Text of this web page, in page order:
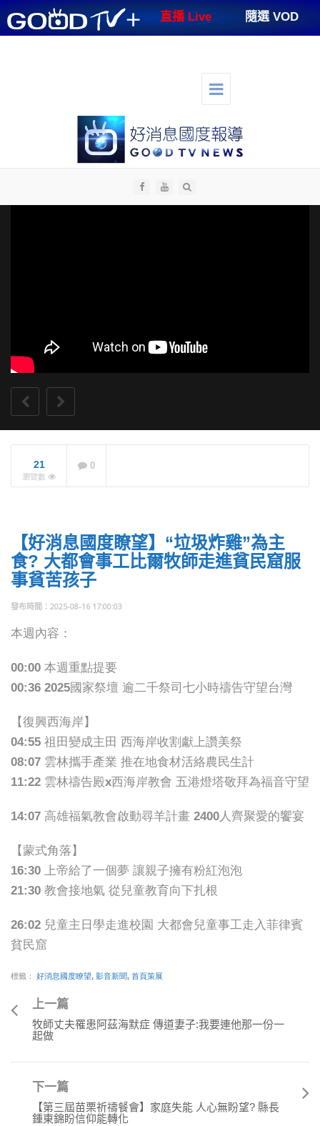
GOODTV+ 直播 Live 隨選 VOD
切
換
選
單
導
21
瀏覽數
0
【好消息國度瞭望】“垃圾炸雞”為主
食? 大都會事工比爾牧師走進貧民窟服
事貧苦孩子
2025-08-16 17:00:03
本週內容：
00:00 本週重點提要
00:36 2025國家祭壇 逾二千祭司七小時禱告守望台灣
【復興西海岸】
04:55 祖田變成主田 西海岸收割獻上讚美祭
08:07 雲林攜手產業 推在地食材活絡農民生計
11:22 雲林禱告殿x西海岸教會 五港燈塔敬拜為福音守望
14:07 高雄福氣教會啟動尋羊計畫 2400人齊聚愛的饗宴
【蒙式角落】
16:30 上帝給了一個夢 讓親子擁有粉紅泡泡
21:30 教會接地氣 從兒童教育向下扎根
26:02 兒童主日學走進校園 大都會兒童事工走入菲律賓
貧民窟
標籤： 好消息國度瞭望, 影音新聞, 首頁策展
上一篇
牧師丈夫罹患阿茲海默症 傳道妻子:我要連他那一份一
起做
下一篇
【第三屆苗栗祈禱餐會】家庭失能 人心無盼望? 縣長
鍾東錦盼信仰能轉化